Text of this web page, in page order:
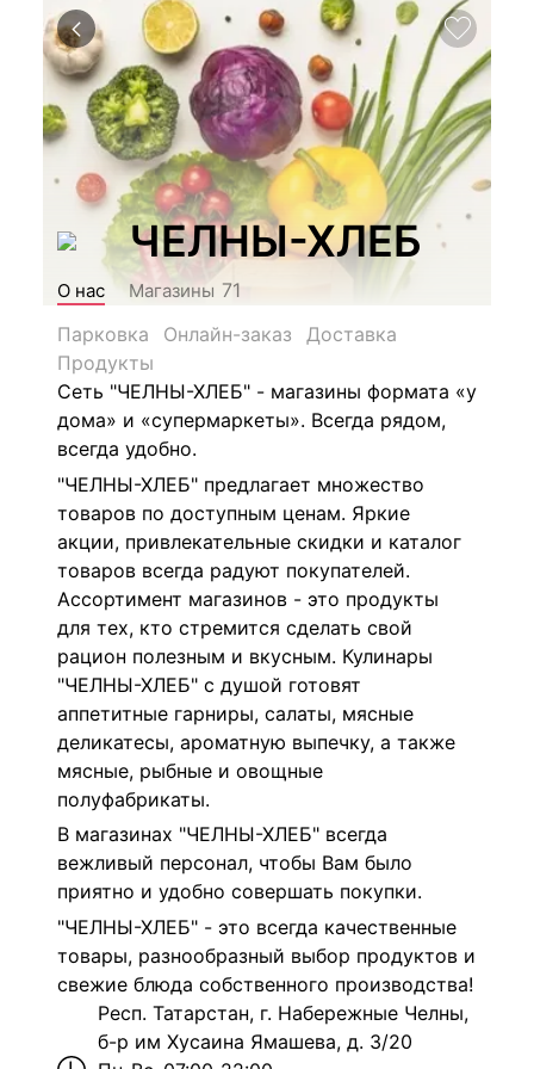
ЧЕЛНЫ-ХЛЕБ
О нас Магазины 71
Парковка
Онлайн-заказ
Доставка
Продукты
Сеть "ЧЕЛНЫ-ХЛЕБ" - магазины формата «у
дома» и «супермаркеты». Всегда рядом,
всегда удобно.
"ЧЕЛНЫ-ХЛЕБ" предлагает множество
товаров по доступным ценам. Яркие
акции, привлекательные скидки и каталог
товаров всегда радуют покупателей.
Ассортимент магазинов - это продукты
для тех, кто стремится сделать свой
рацион полезным и вкусным. Кулинары
"ЧЕЛНЫ-ХЛЕБ" с душой готовят
аппетитные гарниры, салаты, мясные
деликатесы, ароматную выпечку, а также
мясные, рыбные и овощные
полуфабрикаты.
В магазинах "ЧЕЛНЫ-ХЛЕБ" всегда
вежливый персонал, чтобы Вам было
приятно и удобно совершать покупки.
"ЧЕЛНЫ-ХЛЕБ" - это всегда качественные
товары, разнообразный выбор продуктов и
свежие блюда собственного производства!
Респ. Татарстан, г. Набережные Челны,
б-р им Хусаина Ямашева, д. 3/20